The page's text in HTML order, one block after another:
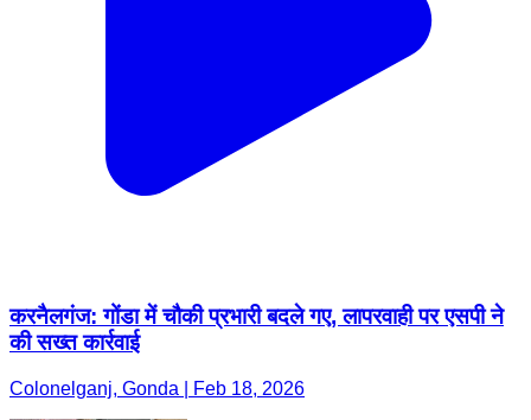
करनैलगंज: गोंडा में चौकी प्रभारी बदले गए, लापरवाही पर एसपी ने
की सख्त कार्रवाई
Colonelganj, Gonda | Feb 18, 2026